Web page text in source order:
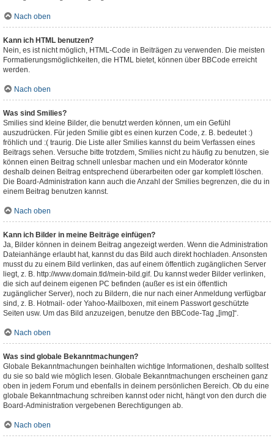
Nach oben
Kann ich HTML benutzen?
Nein, es ist nicht möglich, HTML-Code in Beiträgen zu verwenden. Die meisten
Formatierungsmöglichkeiten, die HTML bietet, können über BBCode erreicht
werden.
Nach oben
Was sind Smilies?
Smilies sind kleine Bilder, die benutzt werden können, um ein Gefühl
auszudrücken. Für jeden Smilie gibt es einen kurzen Code, z. B. bedeutet :)
fröhlich und :( traurig. Die Liste aller Smilies kannst du beim Verfassen eines
Beitrags sehen. Versuche bitte trotzdem, Smilies nicht zu häufig zu benutzen, sie
können einen Beitrag schnell unlesbar machen und ein Moderator könnte
deshalb deinen Beitrag entsprechend überarbeiten oder gar komplett löschen.
Die Board-Administration kann auch die Anzahl der Smilies begrenzen, die du in
einem Beitrag benutzen kannst.
Nach oben
Kann ich Bilder in meine Beiträge einfügen?
Ja, Bilder können in deinem Beitrag angezeigt werden. Wenn die Administration
Dateianhänge erlaubt hat, kannst du das Bild auch direkt hochladen. Ansonsten
musst du zu einem Bild verlinken, das auf einem öffentlich zugänglichen Server
liegt, z. B. http://www.domain.tld/mein-bild.gif. Du kannst weder Bilder verlinken,
die sich auf deinem eigenen PC befinden (außer es ist ein öffentlich
zugänglicher Server), noch zu Bildern, die nur nach einer Anmeldung verfügbar
sind, z. B. Hotmail- oder Yahoo-Mailboxen, mit einem Passwort geschützte
Seiten usw. Um das Bild anzuzeigen, benutze den BBCode-Tag „[img]“.
Nach oben
Was sind globale Bekanntmachungen?
Globale Bekanntmachungen beinhalten wichtige Informationen, deshalb solltest
du sie so bald wie möglich lesen. Globale Bekanntmachungen erscheinen ganz
oben in jedem Forum und ebenfalls in deinem persönlichen Bereich. Ob du eine
globale Bekanntmachung schreiben kannst oder nicht, hängt von den durch die
Board-Administration vergebenen Berechtigungen ab.
Nach oben